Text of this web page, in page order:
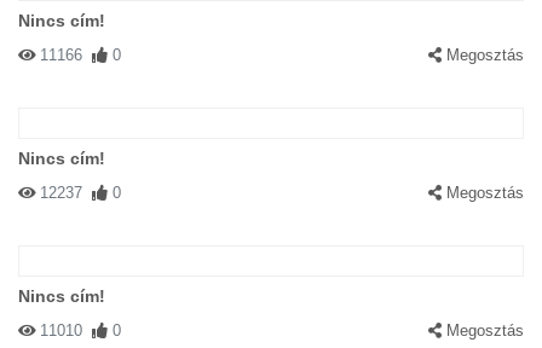
Nincs cím!
11166 0 Megosztás
Nincs cím!
12237 0 Megosztás
Nincs cím!
11010 0 Megosztás